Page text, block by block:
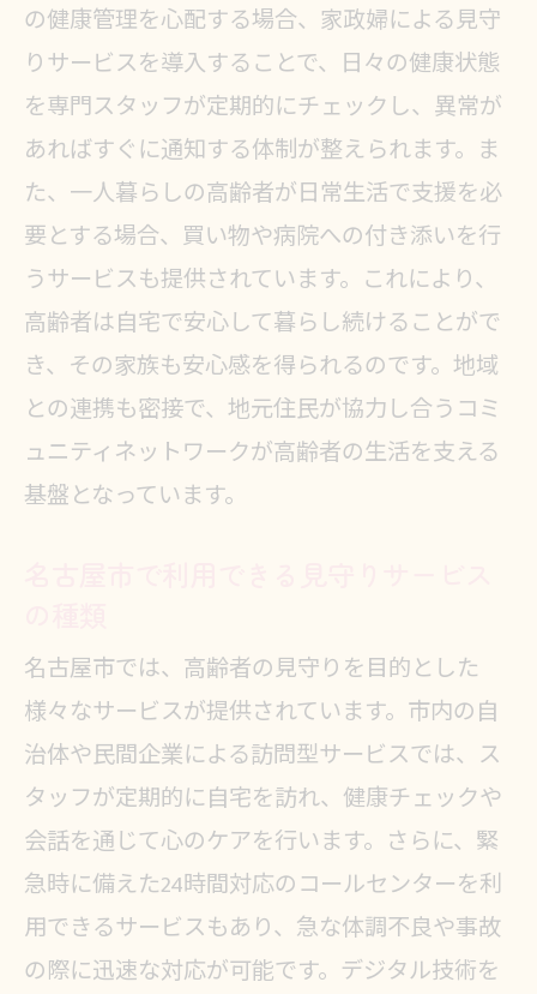
の健康管理を心配する場合、家政婦による見守
りサービスを導入することで、日々の健康状態
を専門スタッフが定期的にチェックし、異常が
あればすぐに通知する体制が整えられます。ま
た、一人暮らしの高齢者が日常生活で支援を必
要とする場合、買い物や病院への付き添いを行
うサービスも提供されています。これにより、
高齢者は自宅で安心して暮らし続けることがで
き、その家族も安心感を得られるのです。地域
との連携も密接で、地元住民が協力し合うコミ
ュニティネットワークが高齢者の生活を支える
基盤となっています。
名古屋市では、高齢者の見守りを目的とした
様々なサービスが提供されています。市内の自
治体や民間企業による訪問型サービスでは、ス
タッフが定期的に自宅を訪れ、健康チェックや
会話を通じて心のケアを行います。さらに、緊
急時に備えた24時間対応のコールセンターを利
用できるサービスもあり、急な体調不良や事故
の際に迅速な対応が可能です。デジタル技術を